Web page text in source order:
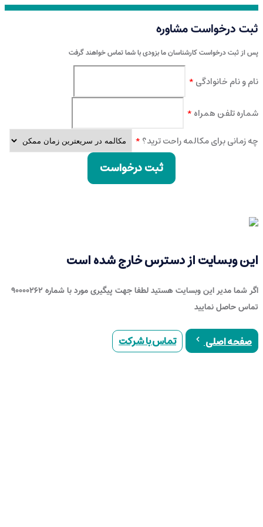
ثبت درخواست مشاوره
پس از ثبت درخواست کارشناسان ما بزودی با شما تماس خواهند گرفت
نام و نام خانوادگی *
شماره تلفن همراه *
چه زمانی برای مکالمه راحت ترید؟ *
ثبت درخواست
این وبسایت از دسترس خارج شده است
اگر شما مدیر این وبسایت هستید لطفا جهت پیگیری مورد با شماره ۹۰۰۰۰۲۶۲
تماس حاصل نمایید
صفحه اصلی تماس با شرکت